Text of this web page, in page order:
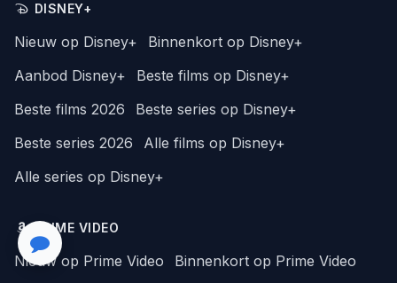
DISNEY+
Nieuw op Disney+
Binnenkort op Disney+
Aanbod Disney+
Beste films op Disney+
Beste films 2026
Beste series op Disney+
Beste series 2026
Alle films op Disney+
Alle series op Disney+
PRIME VIDEO
Nieuw op Prime Video Binnenkort op Prime Video